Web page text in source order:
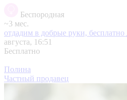
Беспородная
~3 мес.
отдадим в добрые руки, бесплатно
августа, 16:51
Бесплатно
Полина
Частный продавец